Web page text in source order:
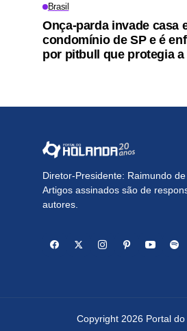
Brasil
Onça-parda invade casa
condomínio de SP e é
por pitbull que protegia
Diretor-Presidente: Raimundo
Artigos assinados são de
autores.
Copyright 2026 Portal